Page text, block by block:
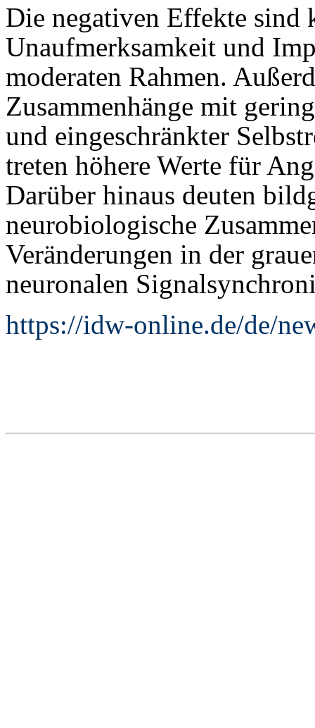
Die negativen Effekte sind
Unaufmerksamkeit und
moderaten Rahmen.
Zusammenhänge mit
und eingeschränkter
treten höhere Werte für
Darüber hinaus deuten
neurobiologische
Veränderungen in der
neuronalen
https://idw-online.de/de/